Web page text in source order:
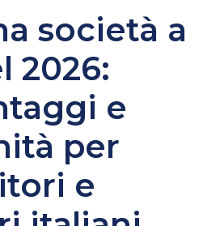
società a
2026:
e
per
e